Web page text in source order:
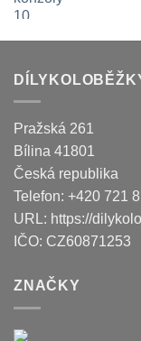
Pražská 261
Bílina 41801
Česká republika
Telefon: +420 721
URL: https://
IČO: CZ60871253
ZNAČKY